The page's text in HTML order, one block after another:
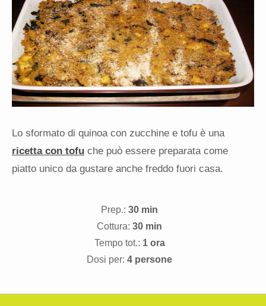
Lo sformato di quinoa con zucchine e tofu è una
ricetta con tofu che può essere preparata come
piatto unico da gustare anche freddo fuori casa.
Prep.: 30 min
Cottura: 30 min
Tempo tot.: 1 ora
Dosi per: 4 persone